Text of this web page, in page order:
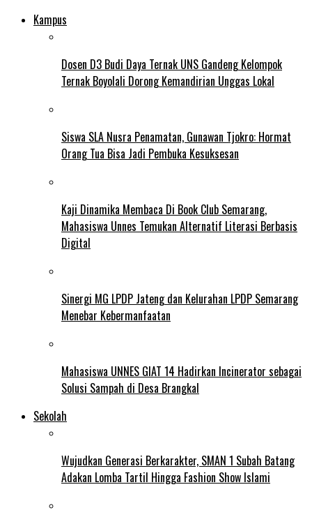
Kampus
Dosen D3 Budi Daya Ternak UNS Gandeng Kelompok
Ternak Boyolali Dorong Kemandirian Unggas Lokal
Siswa SLA Nusra Penamatan, Gunawan Tjokro: Hormat
Orang Tua Bisa Jadi Pembuka Kesuksesan
Kaji Dinamika Membaca Di Book Club Semarang,
Mahasiswa Unnes Temukan Alternatif Literasi Berbasis
Digital
Sinergi MG LPDP Jateng dan Kelurahan LPDP Semarang
Menebar Kebermanfaatan
Mahasiswa UNNES GIAT 14 Hadirkan Incinerator sebagai
Solusi Sampah di Desa Brangkal
Sekolah
Wujudkan Generasi Berkarakter, SMAN 1 Subah Batang
Adakan Lomba Tartil Hingga Fashion Show Islami